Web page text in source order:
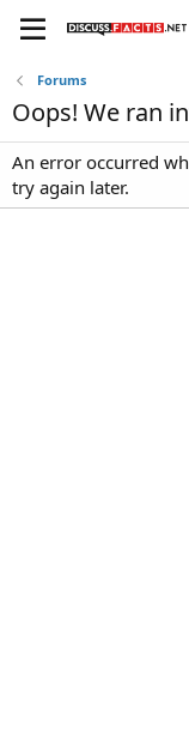
Forums
Oops! We ran
An error occurred
try again later.